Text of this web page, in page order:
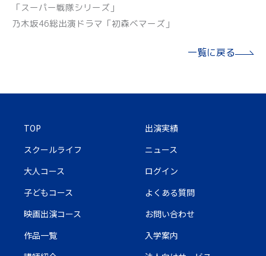
「スーパー戦隊シリーズ」
乃木坂46総出演ドラマ「初森ベマーズ」
一覧に戻る
TOP
スクールライフ
大人コース
子どもコース
映画出演コース
作品一覧
出演実績
ニュース
ログイン
よくある質問
お問い合わせ
入学案内